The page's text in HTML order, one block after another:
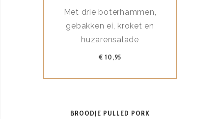
Met drie boterhammen,
gebakken ei, kroket en
huzarensalade
€ 10,95
BROODJE PULLED PORK